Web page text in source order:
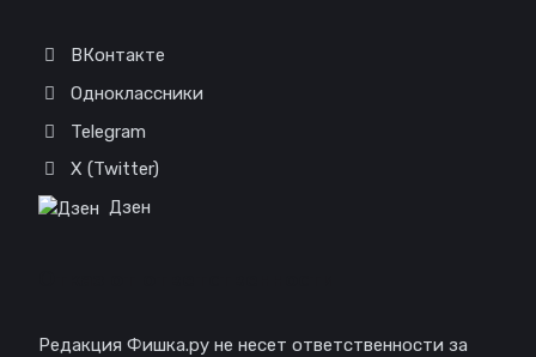
ВКонтакте
Одноклассники
Telegram
X (Twitter)
Дзен
Редакция Фишка.ру не несет ответственности за